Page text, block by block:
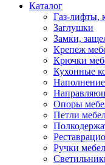
Каталог
Газ-лифты,
Заглушки
Замки,
Крепеж
Крючки
Кухонные
Опоры
Петли
Ручки